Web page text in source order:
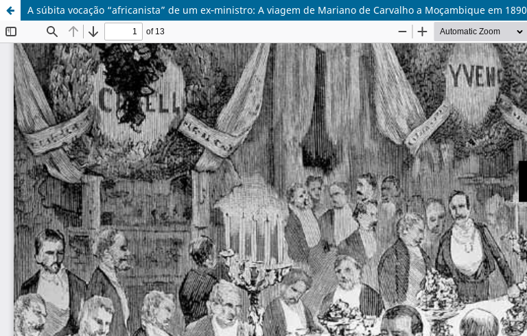
A súbita vocação “africanista” de um ex‑ministro: A viagem de Mariano de Carvalho a Moçambique em 1890